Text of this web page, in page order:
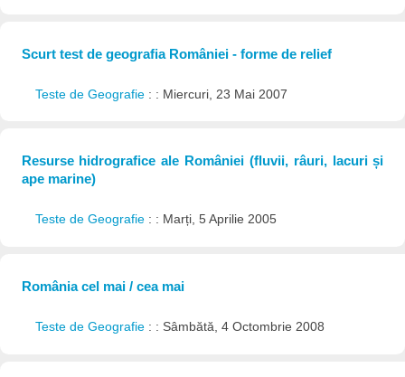
Scurt test de geografia României - forme de relief
Teste de Geografie : : Miercuri, 23 Mai 2007
Resurse hidrografice ale României (fluvii, râuri, lacuri și
ape marine)
Teste de Geografie : : Marți, 5 Aprilie 2005
România cel mai / cea mai
Teste de Geografie : : Sâmbătă, 4 Octombrie 2008